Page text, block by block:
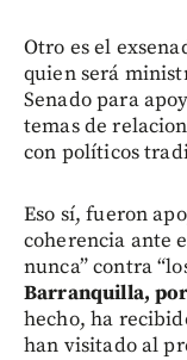
Otro es el
quien será
Senado para
temas de
con políticos
Eso sí, fueron
coherencia ante
nunca” contra
Barranquilla,
hecho, ha
han visitado al